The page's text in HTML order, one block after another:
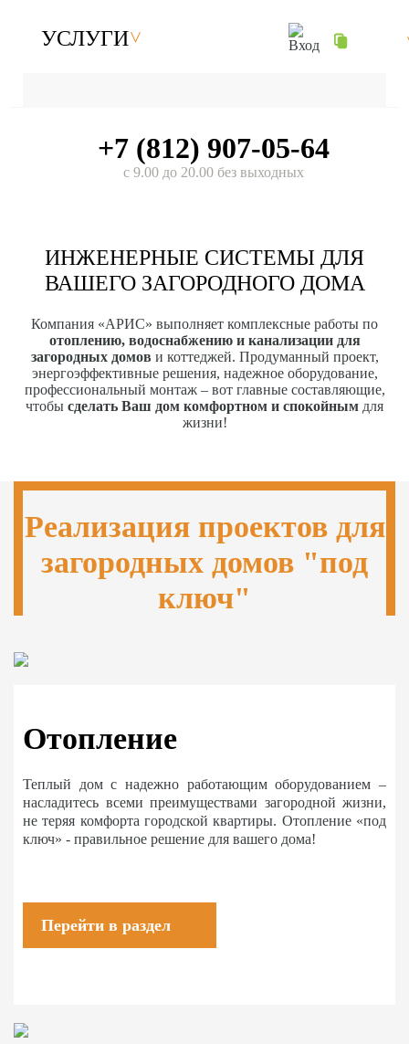
УСЛУГИ
+7 (812) 907-05-64
с 9.00 до 20.00 без выходных
ИНЖЕНЕРНЫЕ СИСТЕМЫ ДЛЯ
ВАШЕГО ЗАГОРОДНОГО ДОМА
Компания «АРИС» выполняет комплексные работы по
отоплению, водоснабжению и канализации для
загородных домов и коттеджей. Продуманный проект,
энергоэффективные решения, надежное оборудование,
профессиональный монтаж – вот главные составляющие,
чтобы сделать Ваш дом комфортном и спокойным для
жизни!
Реализация проектов для
загородных домов "под
ключ"
Отопление
Теплый дом с надежно работающим оборудованием –
насладитесь всеми преимуществами загородной жизни,
не теряя комфорта городской квартиры. Отопление «под
ключ» - правильное решение для вашего дома!
Перейти в раздел